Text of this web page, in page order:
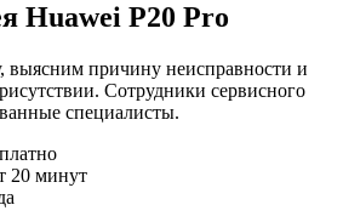
Huawei P20 Pro
выясним причину неисправности и
Сотрудники сервисного
специалисты.
20 минут